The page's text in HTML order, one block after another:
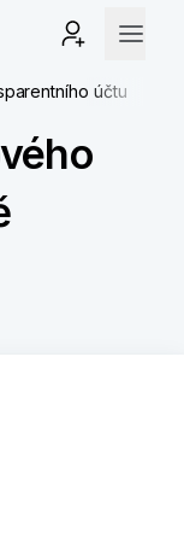
účtu